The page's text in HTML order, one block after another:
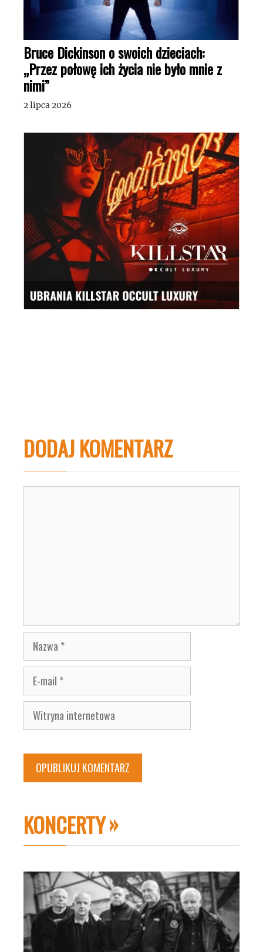
Bruce Dickinson o swoich dzieciach:
„Przez połowę ich życia nie było mnie z
nimi”
2 lipca 2026
DODAJ KOMENTARZ
Nazwa
E-
mail
Witryna
internetowa
KONCERTY